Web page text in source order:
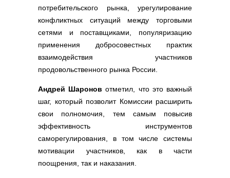
потребительского рынка, урегулирование
конфликтных ситуаций между торговыми
сетями и поставщиками, популяризацию
применения добросовестных практик
взаимодействия участников
продовольственного рынка России.
Андрей Шаронов отметил, что это важный
шаг, который позволит Комиссии расширить
свои полномочия, тем самым повысив
эффективность инструментов
саморегулирования, в том числе системы
мотивации участников, как в части
поощрения, так и наказания.